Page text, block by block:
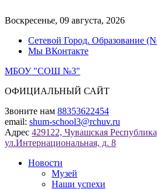
к
Воскресенье, 09 августа, 2026
Сетевой Город. Образование
Мы ВКонтакте
МБОУ "СОШ №3"
ОФИЦИАЛЬНЫЙ САЙТ
Звоните нам 88353622454
email: shum-school3@rchuv.ru
Адрес 429122, Чувашская
ул.Интернациональная, д. 8
Новости
Музей
Наши успехи